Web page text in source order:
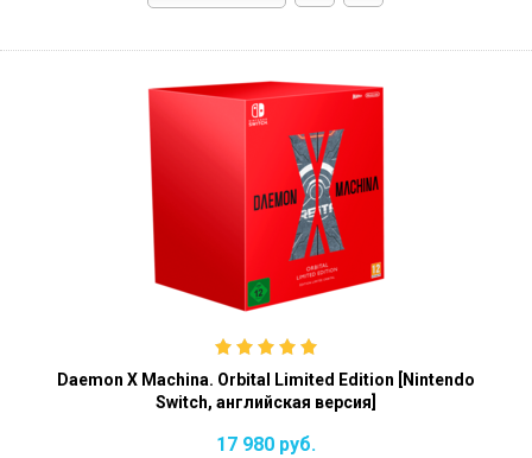
Daemon X Machina. Orbital Limited Edition [Nintendo
Switch, английская версия]
17 980 руб.